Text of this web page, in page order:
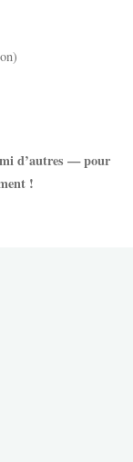
d’autres — pour
!